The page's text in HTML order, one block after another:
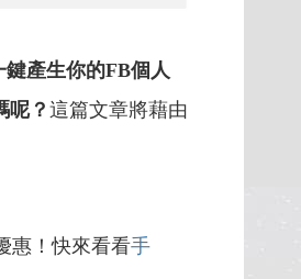
鍵產生你的FB個人
呢？ 這篇文章將藉由
惠！快來看看手